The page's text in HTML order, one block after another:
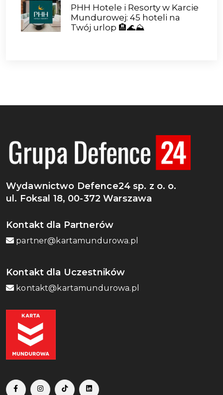
PHH Hotele i Resorty w Karcie
Mundurowej: 45 hoteli na
Twój urlop 🏨🌊⛰️
Wydawnictwo Defence24 sp. z o. o.
ul. Foksal 18, 00-372 Warszawa
Kontakt dla Partnerów
partner@kartamundurowa.pl
Kontakt dla Uczestników
kontakt@kartamundurowa.pl